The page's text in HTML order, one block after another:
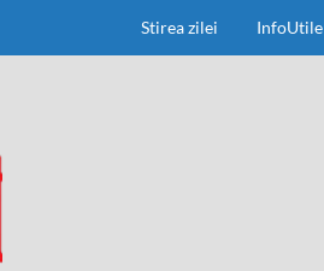
Stirea zilei InfoUtile